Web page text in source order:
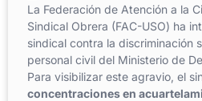
La Federación de Atención a la
Sindical Obrera (FAC-USO) ha
sindical contra la discriminación
personal civil del Ministerio de
Para visibilizar este agravio, el
concentraciones en